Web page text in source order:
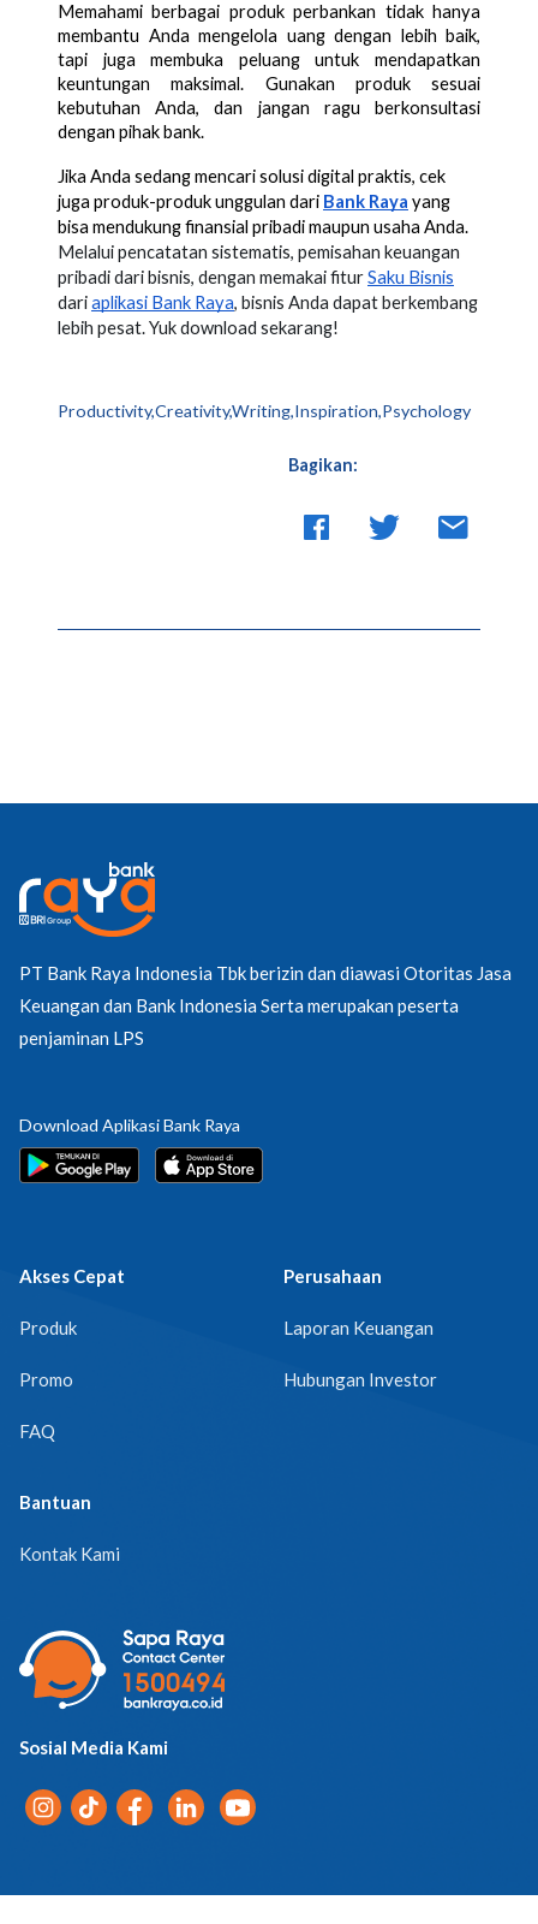
Memahami berbagai produk perbankan tidak hanya
membantu Anda mengelola uang dengan lebih baik,
tapi juga membuka peluang untuk mendapatkan
keuntungan maksimal. Gunakan produk sesuai
kebutuhan Anda, dan jangan ragu berkonsultasi
dengan pihak bank.
Jika Anda sedang mencari solusi digital praktis, cek
juga produk-produk unggulan dari Bank Raya yang
bisa mendukung finansial pribadi maupun usaha Anda.
Melalui pencatatan sistematis, pemisahan keuangan
pribadi dari bisnis, dengan memakai fiturSaku Bisnis
dariaplikasi Bank Raya, bisnis Anda dapat berkembang
lebih pesat. Yuk download sekarang!
Productivity,Creativity,Writing,Inspiration,Psychology
Bagikan:
PT Bank Raya Indonesia Tbk berizin dan diawasi Otoritas Jasa
Keuangan dan Bank Indonesia Serta merupakan peserta
penjaminan LPS
Download Aplikasi Bank Raya
Akses Cepat
Produk
Promo
FAQ
Perusahaan
Laporan Keuangan
Hubungan Investor
Bantuan
Kontak Kami
Sosial Media Kami